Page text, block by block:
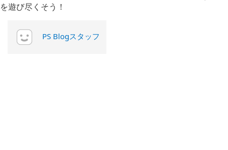
PS Blogスタッフ